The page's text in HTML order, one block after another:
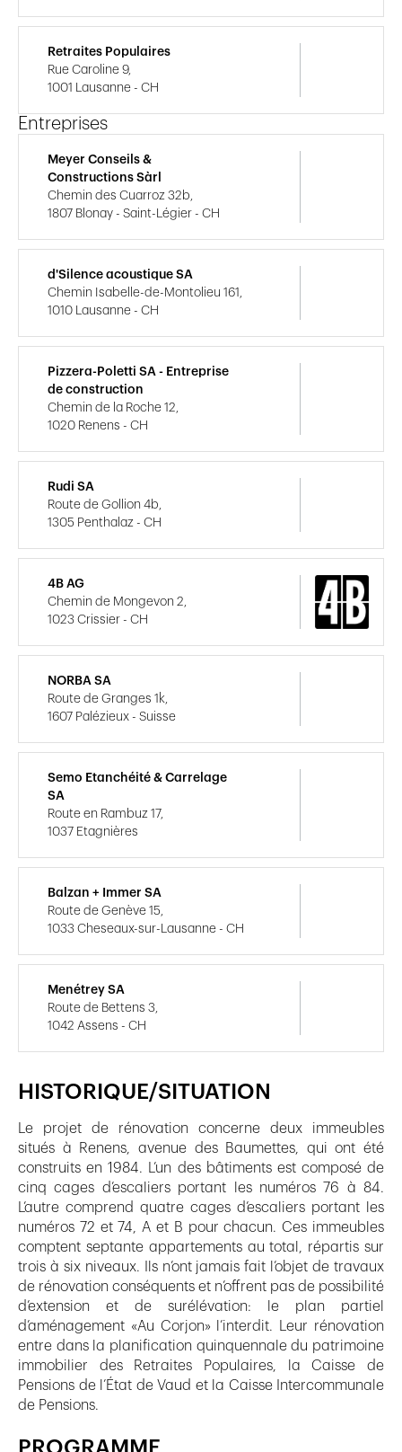
HISTORIQUE/SITUATION
Le projet de rénovation concerne deux immeubles
situés à Renens, avenue des Baumettes, qui ont été
construits en 1984. L’un des bâtiments est composé de
cinq cages d’escaliers portant les numéros 76 à 84.
L’autre comprend quatre cages d’escaliers portant les
numéros 72 et 74, A et B pour chacun. Ces immeubles
comptent septante appartements au total, répartis sur
trois à six niveaux. Ils n’ont jamais fait l’objet de travaux
de rénovation conséquents et n’offrent pas de possibilité
d’extension et de surélévation: le plan partiel
d’aménagement «Au Corjon» l’interdit. Leur rénovation
entre dans la planification quinquennale du patrimoine
immobilier des Retraites Populaires, la Caisse de
Pensions de l’État de Vaud et la Caisse Intercommunale
de Pensions.
Retraites Populaires
Rue Caroline 9,
1001 Lausanne - CH
Entreprises
Meyer Conseils &
Constructions Sàrl
Chemin des Cuarroz 32b,
1807 Blonay - Saint-Légier - CH
d'Silence acoustique SA
Chemin Isabelle-de-Montolieu 161,
1010 Lausanne - CH
Pizzera-Poletti SA - Entreprise
de construction
Chemin de la Roche 12,
1020 Renens - CH
Rudi SA
Route de Gollion 4b,
1305 Penthalaz - CH
4B AG
Chemin de Mongevon 2,
1023 Crissier - CH
NORBA SA
Route de Granges 1k,
1607 Palézieux - Suisse
Semo Etanchéité & Carrelage
SA
Route en Rambuz 17,
1037 Etagnières
Balzan + Immer SA
Route de Genève 15,
1033 Cheseaux-sur-Lausanne - CH
Menétrey SA
Route de Bettens 3,
1042 Assens - CH